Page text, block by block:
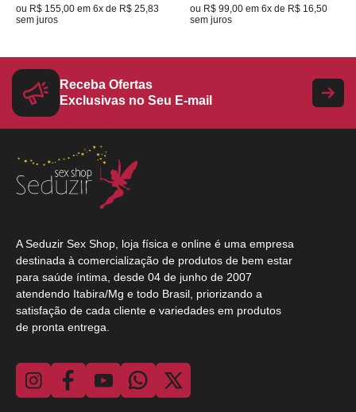
ou R$ 155,00 em 6x de R$ 25,83
sem juros
ou R$ 99,00 em 6x de R$ 16,50
sem juros
Receba Ofertas
Exclusivas no Seu E-mail
A Seduzir Sex Shop, loja física e online é uma empresa
destinada à comercialização de produtos de bem estar
para saúde íntima, desde 04 de junho de 2007
atendendo Itabira/Mg e todo Brasil, priorizando a
satisfação de cada cliente e variedades em produtos
de pronta entrega.